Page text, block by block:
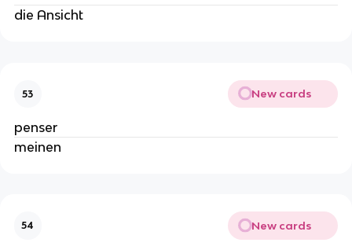
die Ansicht
53 New cards
penser
meinen
54 New cards